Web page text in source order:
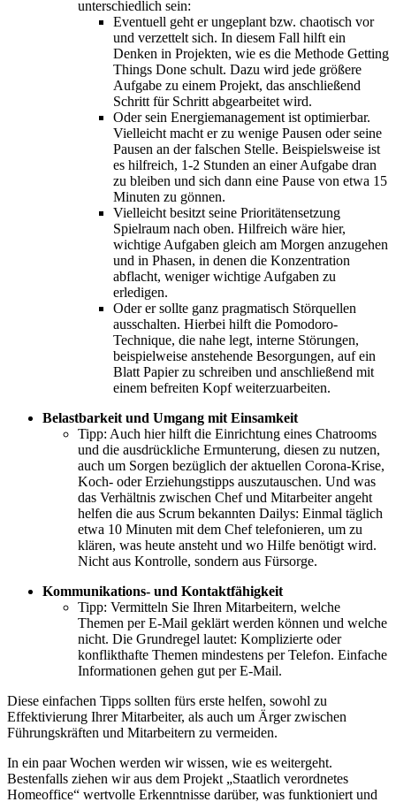
unterschiedlich sein:
Eventuell geht er ungeplant bzw. chaotisch vor
und verzettelt sich. In diesem Fall hilft ein
Denken in Projekten, wie es die Methode Getting
Things Done schult. Dazu wird jede größere
Aufgabe zu einem Projekt, das anschließend
Schritt für Schritt abgearbeitet wird.
Oder sein Energiemanagement ist optimierbar.
Vielleicht macht er zu wenige Pausen oder seine
Pausen an der falschen Stelle. Beispielsweise ist
es hilfreich, 1-2 Stunden an einer Aufgabe dran
zu bleiben und sich dann eine Pause von etwa 15
Minuten zu gönnen.
Vielleicht besitzt seine Prioritätensetzung
Spielraum nach oben. Hilfreich wäre hier,
wichtige Aufgaben gleich am Morgen anzugehen
und in Phasen, in denen die Konzentration
abflacht, weniger wichtige Aufgaben zu
erledigen.
Oder er sollte ganz pragmatisch Störquellen
ausschalten. Hierbei hilft die Pomodoro-
Technique, die nahe legt, interne Störungen,
beispielweise anstehende Besorgungen, auf ein
Blatt Papier zu schreiben und anschließend mit
einem befreiten Kopf weiterzuarbeiten.
Belastbarkeit und Umgang mit Einsamkeit
Tipp: Auch hier hilft die Einrichtung eines Chatrooms
und die ausdrückliche Ermunterung, diesen zu nutzen,
auch um Sorgen bezüglich der aktuellen Corona-Krise,
Koch- oder Erziehungstipps auszutauschen. Und was
das Verhältnis zwischen Chef und Mitarbeiter angeht
helfen die aus Scrum bekannten Dailys: Einmal täglich
etwa 10 Minuten mit dem Chef telefonieren, um zu
klären, was heute ansteht und wo Hilfe benötigt wird.
Nicht aus Kontrolle, sondern aus Fürsorge.
Kommunikations- und Kontaktfähigkeit
Tipp: Vermitteln Sie Ihren Mitarbeitern, welche
Themen per E-Mail geklärt werden können und welche
nicht. Die Grundregel lautet: Komplizierte oder
konflikthafte Themen mindestens per Telefon. Einfache
Informationen gehen gut per E-Mail.
Diese einfachen Tipps sollten fürs erste helfen, sowohl zu
Effektivierung Ihrer Mitarbeiter, als auch um Ärger zwischen
Führungskräften und Mitarbeitern zu vermeiden.
In ein paar Wochen werden wir wissen, wie es weitergeht.
Bestenfalls ziehen wir aus dem Projekt „Staatlich verordnetes
Homeoffice“ wertvolle Erkenntnisse darüber, was funktioniert und